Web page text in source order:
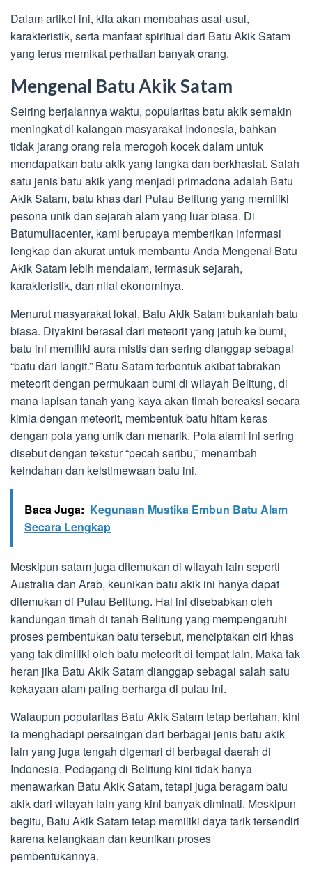
Dalam artikel ini, kita akan membahas asal-usul,
karakteristik, serta manfaat spiritual dari Batu Akik Satam
yang terus memikat perhatian banyak orang.
Mengenal Batu Akik Satam
Seiring berjalannya waktu, popularitas batu akik semakin
meningkat di kalangan masyarakat Indonesia, bahkan
tidak jarang orang rela merogoh kocek dalam untuk
mendapatkan batu akik yang langka dan berkhasiat. Salah
satu jenis batu akik yang menjadi primadona adalah Batu
Akik Satam, batu khas dari Pulau Belitung yang memiliki
pesona unik dan sejarah alam yang luar biasa. Di
Batumuliacenter, kami berupaya memberikan informasi
lengkap dan akurat untuk membantu Anda Mengenal Batu
Akik Satam lebih mendalam, termasuk sejarah,
karakteristik, dan nilai ekonominya.
Menurut masyarakat lokal, Batu Akik Satam bukanlah batu
biasa. Diyakini berasal dari meteorit yang jatuh ke bumi,
batu ini memiliki aura mistis dan sering dianggap sebagai
“batu dari langit.” Batu Satam terbentuk akibat tabrakan
meteorit dengan permukaan bumi di wilayah Belitung, di
mana lapisan tanah yang kaya akan timah bereaksi secara
kimia dengan meteorit, membentuk batu hitam keras
dengan pola yang unik dan menarik. Pola alami ini sering
disebut dengan tekstur “pecah seribu,” menambah
keindahan dan keistimewaan batu ini.
Baca Juga: Kegunaan Mustika Embun Batu Alam
Secara Lengkap
Meskipun satam juga ditemukan di wilayah lain seperti
Australia dan Arab, keunikan batu akik ini hanya dapat
ditemukan di Pulau Belitung. Hal ini disebabkan oleh
kandungan timah di tanah Belitung yang mempengaruhi
proses pembentukan batu tersebut, menciptakan ciri khas
yang tak dimiliki oleh batu meteorit di tempat lain. Maka tak
heran jika Batu Akik Satam dianggap sebagai salah satu
kekayaan alam paling berharga di pulau ini.
Walaupun popularitas Batu Akik Satam tetap bertahan, kini
ia menghadapi persaingan dari berbagai jenis batu akik
lain yang juga tengah digemari di berbagai daerah di
Indonesia. Pedagang di Belitung kini tidak hanya
menawarkan Batu Akik Satam, tetapi juga beragam batu
akik dari wilayah lain yang kini banyak diminati. Meskipun
begitu, Batu Akik Satam tetap memiliki daya tarik tersendiri
karena kelangkaan dan keunikan proses
pembentukannya.